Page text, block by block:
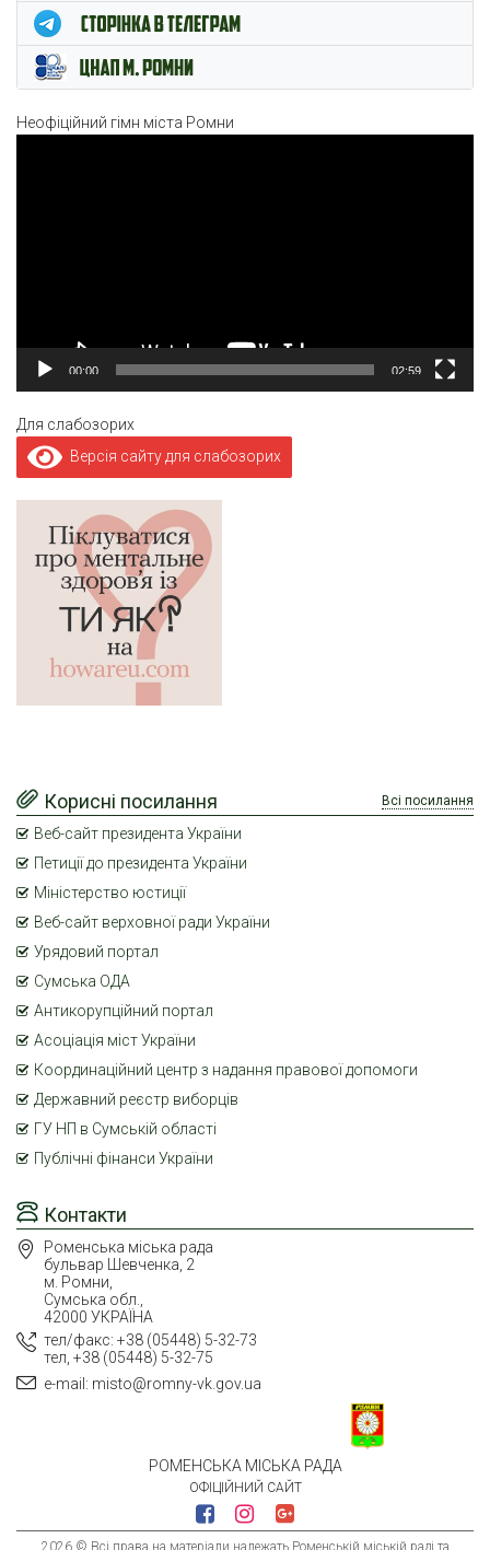
Неофіційний гімн міста Ромни
00:00 02:59
Для слабозорих
Версія сайту для слабозорих
РОМЕНСЬКА МІСЬКА РАДА
ОФІЦІЙНИЙ САЙТ
2026 © Всі права на матеріали належать Роменській міській раді та
Контакти
Роменська міська рада
бульвар Шевченка, 2
м. Ромни,
Сумська обл.,
42000 УКРАЇНА
тел/факс: +38 (05448) 5-32-73
тел, +38 (05448) 5-32-75
e-mail: misto@romny-vk.gov.ua
Корисні посилання Всі посилання
Веб-сайт президента України
Петиції до президента України
Міністерство юстиції
Веб-сайт верховної ради України
Урядовий портал
Сумська ОДА
Антикорупційний портал
Асоціація міст України
Координаційний центр з надання правової допомоги
Державний реєстр виборців
ГУ НП в Сумській області
Публічні фінанси України